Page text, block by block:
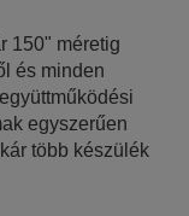
150" méretig
és minden
egyszerűen
több készülék